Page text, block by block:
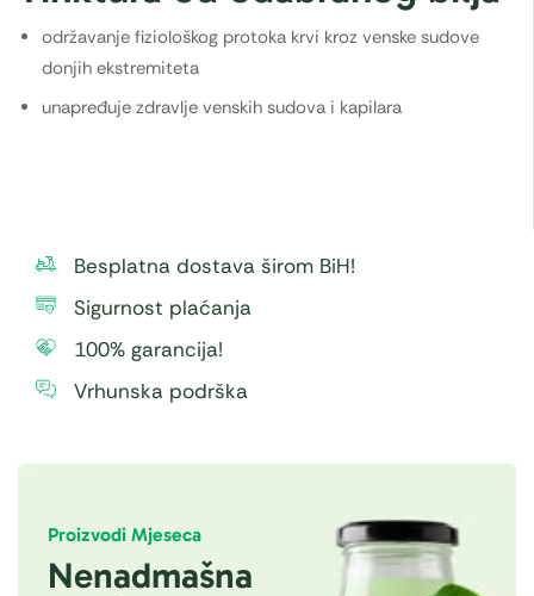
održavanje fiziološkog protoka krvi kroz venske sudove
donjih ekstremiteta
unapređuje zdravlje venskih sudova i kapilara
Besplatna dostava širom BiH!
Sigurnost plaćanja
100% garancija!
Vrhunska podrška
Proizvodi Mjeseca
Nenadmašna